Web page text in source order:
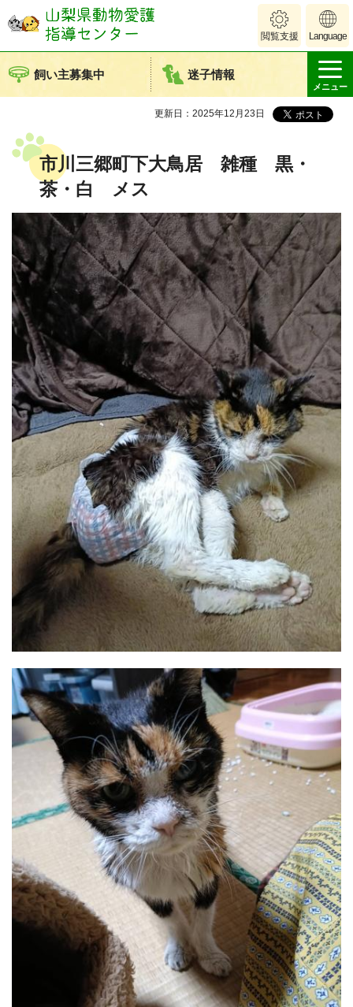
山梨県動物愛護
指導センター
閲覧支援 Language
飼い主募集中 迷子情報
メニュー
更新日：2025年12月23日
市川三郷町下大鳥居 雑種 黒・
茶・白 メス